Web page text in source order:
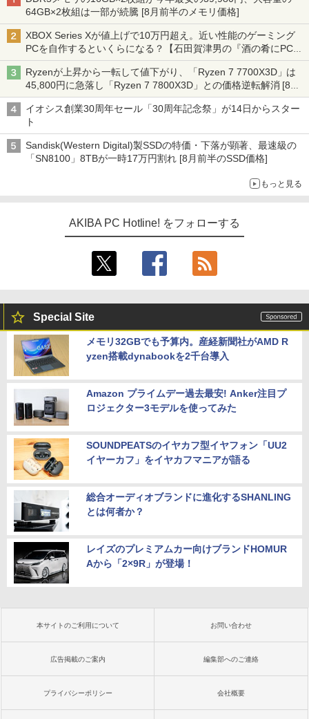
64GB×2枚組は一部が続騰 [8月前半のメモリ価格]
XBOX Series Xが値上げで10万円超え。近い性能のゲーミング
PCを自作するといくらになる？【石田賀津男の『酒の肴にPCゲ
ーム』】
Ryzenが上昇から一転して値下がり、「Ryzen 7 7700X3D」は
45,800円に急落し「Ryzen 7 7800X3D」との価格逆転解消 [8月
前半のCPU価格]
イオシス創業30周年セール「30周年記念祭」が14日からスター
ト
Sandisk(Western Digital)製SSDの特価・下落が顕著、最速級の
「SN8100」8TBが一時17万円割れ [8月前半のSSD価格]
もっと見る
AKIBA PC Hotline! をフォローする
Special Site
メモリ32GBでも予算内。産経新聞社がAMD R
yzen搭載dynabookを2千台導入
Amazon プライムデー過去最安! Anker注目プ
ロジェクター3モデルを使ってみた
SOUNDPEATSのイヤカフ型イヤフォン「UU2
イヤーカフ」をイヤカフマニアが語る
総合オーディオブランドに進化するSHANLING
とは何者か？
レイズのプレミアムカー向けブランドHOMUR
Aから「2×9R」が登場！
本サイトのご利用について お問い合わせ
広告掲載のご案内 編集部へのご連絡
プライバシーポリシー 会社概要